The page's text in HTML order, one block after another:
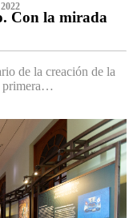
Con la mirada
de la creación de la
primera…